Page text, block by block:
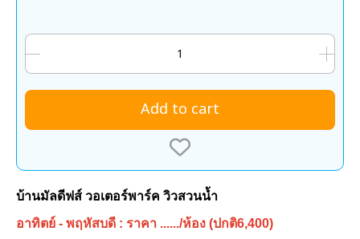
Add to cart
บ้านมัลดีฟส์ วอเตอร์พาร์ค วิวสวนน้ำ
อาทิตย์ - พฤหัสบดี : ราคา ....../ห้อง (ปกติ6,400)